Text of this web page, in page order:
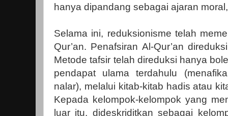
hanya dipandang sebagai ajaran
Selama ini, reduksionisme telah
Qur’an. Penafsiran Al-Qur’an
Metode tafsir telah direduksi hanya
pendapat ulama terdahulu
nalar), melalui kitab-kitab hadis atau
Kepada kelompok-kelompok yang
luar itu, dideskriditkan sebagai